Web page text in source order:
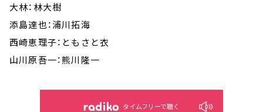
大林：林大樹
添島達也：浦川拓海
西崎恵理子：ともさと衣
山川原吾一：熊川隆一
タイムフリーで聴く